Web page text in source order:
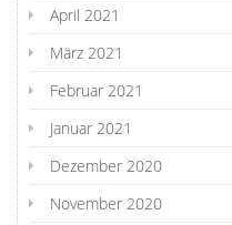
April 2021
März 2021
Februar 2021
Januar 2021
Dezember 2020
November 2020